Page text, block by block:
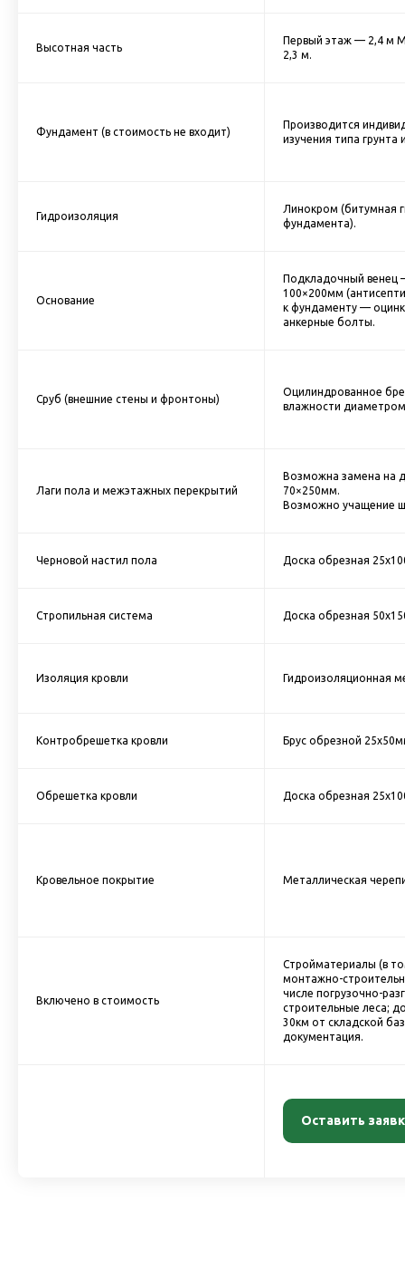
Высотная часть
Первый этаж — 2,4 м
2,3 м.
Фундамент (в стоимость не входит)
Производится
изучения типа грунта
Гидроизоляция
Линокром (битумная
фундамента).
Основание
Подкладочный венец
100×200мм
к фундаменту —
анкерные болты.
Сруб (внешние стены и фронтоны)
Оцилиндрованное
влажности
Лаги пола и межэтажных перекрытий
Возможна замена на
70×250мм.
Возможно учащение
Черновой настил пола Доска обрезная
Стропильная система Доска обрезная
Изоляция кровли Гидроизоляционная
Контробрешетка кровли Брус обрезной
Обрешетка кровли Доска обрезная
Кровельное покрытие Металлическая
Включено в стоимость
Стройматериалы (в
монтажно-
числе погрузочно-
строительные леса;
30км от складской
документация.
Оставить